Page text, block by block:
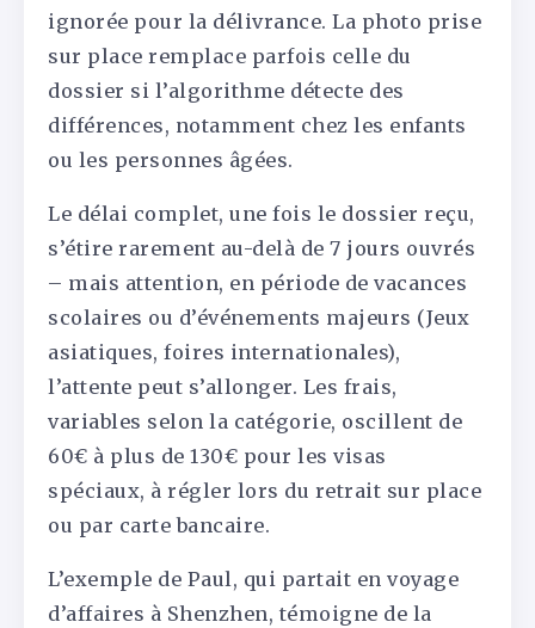
ignorée pour la délivrance. La photo prise
sur place remplace parfois celle du
dossier si l’algorithme détecte des
différences, notamment chez les enfants
ou les personnes âgées.
Le délai complet, une fois le dossier reçu,
s’étire rarement au-delà de 7 jours ouvrés
– mais attention, en période de vacances
scolaires ou d’événements majeurs (Jeux
asiatiques, foires internationales),
l’attente peut s’allonger. Les frais,
variables selon la catégorie, oscillent de
60€ à plus de 130€ pour les visas
spéciaux, à régler lors du retrait sur place
ou par carte bancaire.
L’exemple de Paul, qui partait en voyage
d’affaires à Shenzhen, témoigne de la